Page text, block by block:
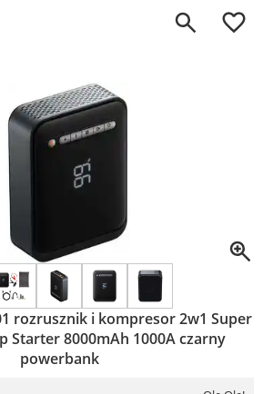
0
rozrusznik i kompresor 2w1 Super
Starter 8000mAh 1000A czarny
powerbank